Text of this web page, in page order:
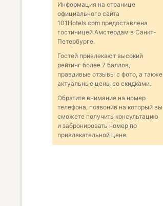
Информация на странице
официального сайта
101Hotels.com предоставлена
гостиницей Амстердам в Санкт-
Петербурге.
Гостей привлекают высокий
рейтинг более 7 баллов,
правдивые отзывы с фото, а также
актуальные цены со скидками.
Обратите внимание на номер
телефона, позвонив на который вы
сможете получить консультацию
и забронировать номер по
привлекательной цене.